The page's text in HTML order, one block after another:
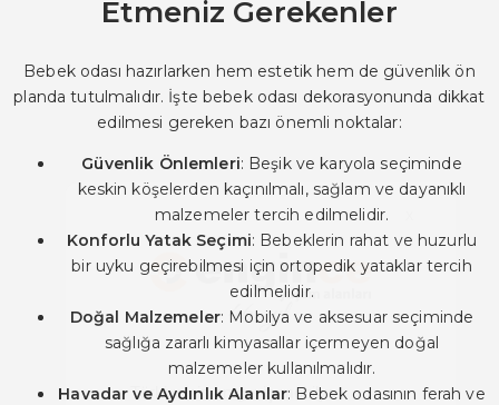
Etmeniz Gerekenler
Bebek odası hazırlarken hem estetik hem de güvenlik ön
planda tutulmalıdır. İşte bebek odası dekorasyonunda dikkat
edilmesi gereken bazı önemli noktalar:
Güvenlik Önlemleri: Beşik ve karyola seçiminde
keskin köşelerden kaçınılmalı, sağlam ve dayanıklı
malzemeler tercih edilmelidir.
Konforlu Yatak Seçimi: Bebeklerin rahat ve huzurlu
bir uyku geçirebilmesi için ortopedik yataklar tercih
edilmelidir.
Doğal Malzemeler: Mobilya ve aksesuar seçiminde
sağlığa zararlı kimyasallar içermeyen doğal
malzemeler kullanılmalıdır.
Havadar ve Aydınlık Alanlar: Bebek odasının ferah ve